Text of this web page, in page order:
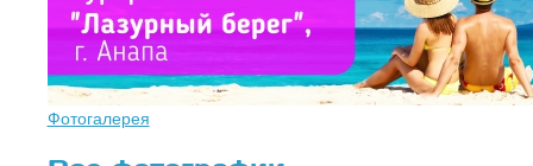
Фотогалерея